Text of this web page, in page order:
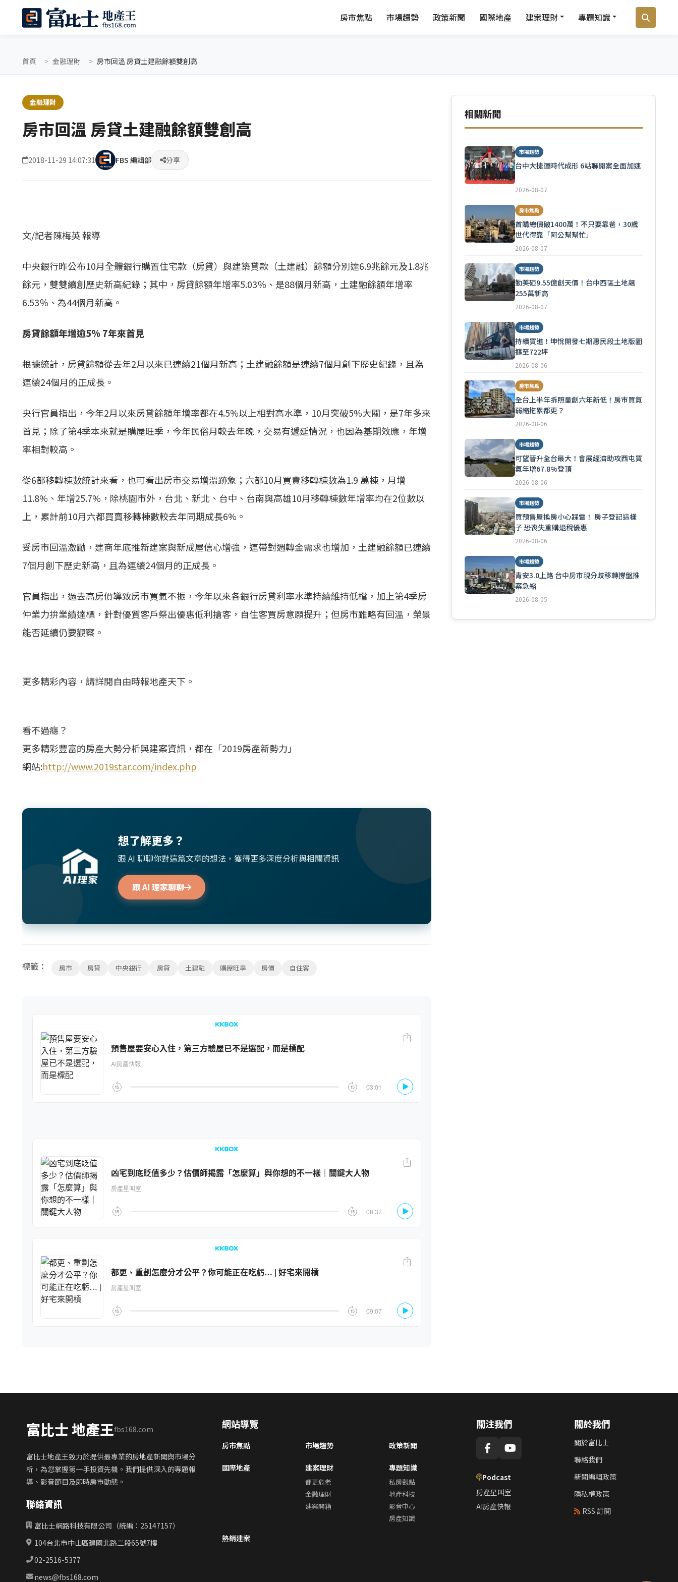
房市焦點 市場趨勢 政策新聞 國際地產 建案理財 專題知識
首頁 金融理財 房市回溫 房貸土建融餘額雙創高
金融理財
房市回溫 房貸土建融餘額雙創高
2018-11-29 14:07:31 FBS 編輯部 分享
文/記者陳梅英 報導
中央銀行昨公布10月全體銀行購置住宅款（房貸）與建築貸款（土建融）餘額分別達6.9兆餘元及1.8兆
餘元，雙雙續創歷史新高紀錄；其中，房貸餘額年增率5.03％、是88個月新高，土建融餘額年增率
6.53％、為44個月新高。
房貸餘額年增逾5% 7年來首見
根據統計，房貸餘額從去年2月以來已連續21個月新高；土建融餘額是連續7個月創下歷史紀錄，且為
連續24個月的正成長。
央行官員指出，今年2月以來房貸餘額年增率都在4.5%以上相對高水準，10月突破5%大關，是7年多來
首見；除了第4季本來就是購屋旺季，今年民俗月較去年晚，交易有遞延情況，也因為基期效應，年增
率相對較高。
從6都移轉棟數統計來看，也可看出房市交易增溫跡象；六都10月買賣移轉棟數為1.9 萬棟，月增
11.8%、年增25.7%，除桃園市外，台北、新北、台中、台南與高雄10月移轉棟數年增率均在2位數以
上，累計前10月六都買賣移轉棟數較去年同期成長6%。
受房市回溫激勵，建商年底推新建案與新成屋信心增強，連帶對週轉金需求也增加，土建融餘額已連續
7個月創下歷史新高，且為連續24個月的正成長。
官員指出，過去高房價導致房市買氣不振，今年以來各銀行房貸利率水準持續維持低檔，加上第4季房
仲業力拚業績達標，針對優質客戶祭出優惠低利搶客，自住客買房意願提升；但房市雖略有回溫，榮景
能否延續仍要觀察。
更多精彩內容，請詳閱自由時報地產天下。
看不過癮？
更多精彩豐富的房產大勢分析與建案資訊，都在「2019房產新勢力」
網站:http://www.2019star.com/index.php
想了解更多？
跟 AI 聊聊你對這篇文章的想法，獲得更多深度分析與相關資訊
跟 AI 理家聊聊
標籤： 房市 房貸 中央銀行 房貸 土建融 購屋旺季 房價 自住客
相關新聞
市場趨勢
台中大捷運時代成形 6站聯開案全面加速
2026-08-07
房市焦點
首購總價破1400萬！不只要靠爸，30歲
世代得靠「阿公幫幫忙」
2026-08-07
市場趨勢
勤美砸9.55億創天價！台中西區土地飆
255萬新高
2026-08-07
市場趨勢
持續買進！坤悅開發七期惠民段土地版圖
擴至722坪
2026-08-06
房市焦點
全台上半年拆照量創六年新低！房市買氣
弱縮拖累都更？
2026-08-06
市場趨勢
可望晉升全台最大！會展經濟助攻西屯買
氣年增67.8%登頂
2026-08-06
市場趨勢
買預售屋換房小心踩雷！ 房子登記這樣
子 恐喪失重購退稅優惠
2026-08-06
市場趨勢
青安3.0上路 台中房市現分歧移轉撐盤推
案急縮
2026-08-05
富比士 地產王fbs168.com
富比士地產王致力於提供最專業的房地產新聞與市場分
析，為您掌握第一手投資先機。我們提供深入的專題報
導、影音節目及即時房市動態。
聯絡資訊
富比士網路科技有限公司（統編：25147157）
104台北市中山區建國北路二段65號7樓
02-2516-5377
news@fbs168.com
網站導覽
房市焦點 市場趨勢 政策新聞
國際地產 建案理財
都更危老
金融理財
建案開箱
專題知識
私房觀點
地產科技
影音中心
房產知識
熱銷建案
關注我們
Podcast
房產星叫室
AI房產快報
關於我們
關於富比士
聯絡我們
新聞編輯政策
隱私權政策
RSS 訂閱